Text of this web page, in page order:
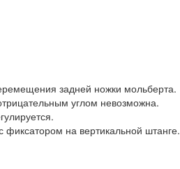
задней ножки мольберта.
углом невозможна.
фиксатором на вертикальной штанге.